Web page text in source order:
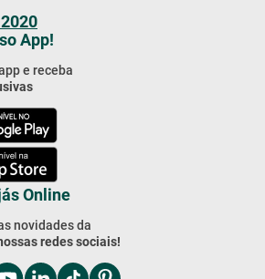
App!
e receba
Online
novidades da
redes sociais!